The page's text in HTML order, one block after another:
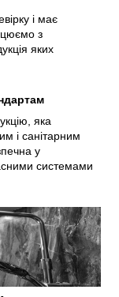
і має
з
яких
яка
і санітарним
у
системами